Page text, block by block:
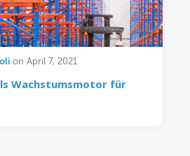
on April 7, 2021
Wachstumsmotor für